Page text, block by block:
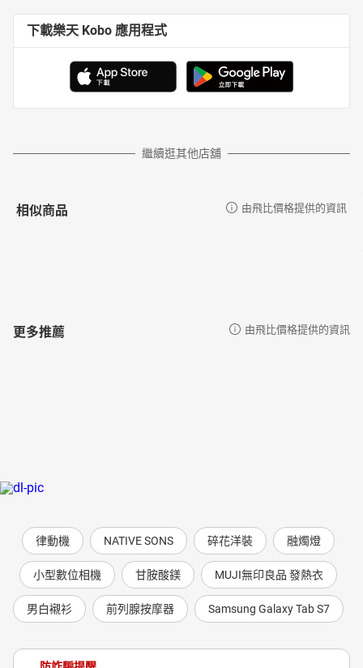
下載樂天 Kobo 應用程式
繼續逛其他店舖
相似商品 由飛比價格提供的資訊
更多推薦 由飛比價格提供的資訊
律動機 NATIVE SONS 碎花洋裝 融燭燈
小型數位相機 甘胺酸鎂 MUJI無印良品 發熱衣
男白襯衫 前列腺按摩器 Samsung Galaxy Tab S7